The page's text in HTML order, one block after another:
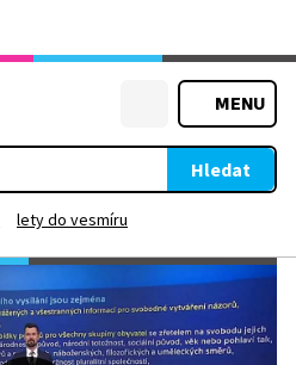
MENU
Hledat
lety do vesmíru